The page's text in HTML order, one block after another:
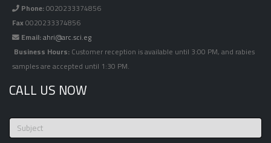
Phone:0020233374856
Fax0020233374856
Email:ahri@arc.sci.eg
Business Hours:Customer reception is available until 3:00 PM, and rabies
samples are accepted until 1:30 PM.
CALL US NOW